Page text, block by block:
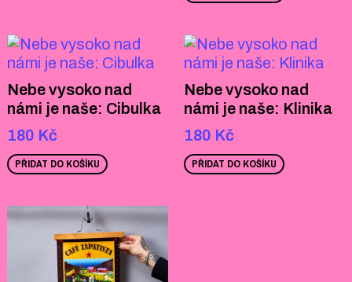
Nebe vysoko nad
námi je naše: Cibulka
180 Kč
PŘIDAT DO KOŠÍKU
Nebe vysoko nad
námi je naše: Klinika
180 Kč
PŘIDAT DO KOŠÍKU